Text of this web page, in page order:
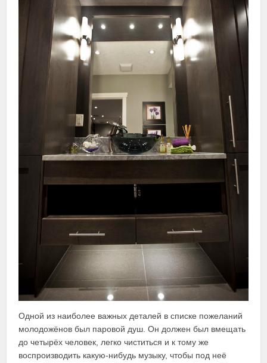
Одной из наиболее важных деталей в списке пожеланий
молодожёнов был паровой душ. Он должен был вмещать
до четырёх человек, легко чиститься и к тому же
воспроизводить какую-нибудь музыку, чтобы под неё